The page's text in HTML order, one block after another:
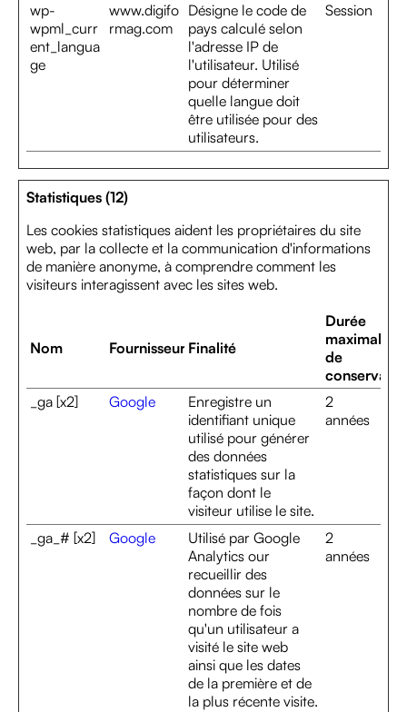
wp-
wpml_curr
ent_langua
ge
www.digifo
rmag.com
Désigne le code de
pays calculé selon
l'adresse IP de
l'utilisateur. Utilisé
pour déterminer
quelle langue doit
être utilisée pour des
utilisateurs.
Session
Statistiques (12)
Les cookies statistiques aident les propriétaires du site
web, par la collecte et la communication d'informations
de manière anonyme, à comprendre comment les
visiteurs interagissent avec les sites web.
Nom Fournisseur Finalité
Durée
maximale
de
_ga [x2]
Google
Enregistre un
identifiant unique
utilisé pour générer
des données
statistiques sur la
façon dont le
visiteur utilise le site.
2
années
_ga_# [x2] Google
Utilisé par Google
Analytics our
recueillir des
données sur le
nombre de fois
qu'un utilisateur a
visité le site web
ainsi que les dates
de la première et de
la plus récente visite.
2
années